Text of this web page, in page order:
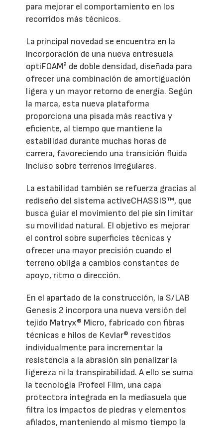
para mejorar el comportamiento en los
recorridos más técnicos.
La principal novedad se encuentra en la
incorporación de una nueva entresuela
optiFOAM² de doble densidad, diseñada para
ofrecer una combinación de amortiguación
ligera y un mayor retorno de energía. Según
la marca, esta nueva plataforma
proporciona una pisada más reactiva y
eficiente, al tiempo que mantiene la
estabilidad durante muchas horas de
carrera, favoreciendo una transición fluida
incluso sobre terrenos irregulares.
La estabilidad también se refuerza gracias al
rediseño del sistema activeCHASSIS™, que
busca guiar el movimiento del pie sin limitar
su movilidad natural. El objetivo es mejorar
el control sobre superficies técnicas y
ofrecer una mayor precisión cuando el
terreno obliga a cambios constantes de
apoyo, ritmo o dirección.
En el apartado de la construcción, la S/LAB
Genesis 2 incorpora una nueva versión del
tejido Matryx® Micro, fabricado con fibras
técnicas e hilos de Kevlar® revestidos
individualmente para incrementar la
resistencia a la abrasión sin penalizar la
ligereza ni la transpirabilidad. A ello se suma
la tecnología Profeel Film, una capa
protectora integrada en la mediasuela que
filtra los impactos de piedras y elementos
afilados, manteniendo al mismo tiempo la